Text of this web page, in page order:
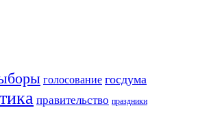
голосование госдума
правительство праздники